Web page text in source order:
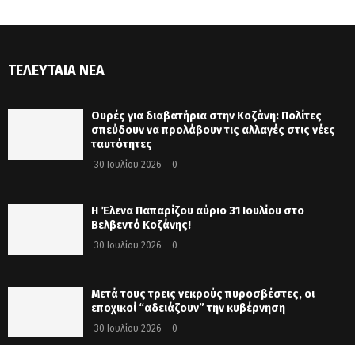
ΤΕΛΕΥΤΑΊΑ ΝΈΑ
Ουρές για διαβατήρια στην Κοζάνη: Πολίτες
σπεύδουν να προλάβουν τις αλλαγές στις νέες
ταυτότητες
30 Ιουλίου 2026 0
Η Έλενα Παπαρίζου αύριο 31 Ιουλίου στο
Βελβεντό Κοζάνης!
30 Ιουλίου 2026 0
Μετά τους τρεις νεκρούς πυροσβέστες, οι
εποχικοί “αδειάζουν” την κυβέρνηση
30 Ιουλίου 2026 0